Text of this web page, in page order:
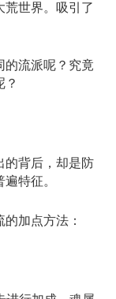
荒世界。吸引了
流派呢？究竟
？
背后，却是防
特征。
加点方法：